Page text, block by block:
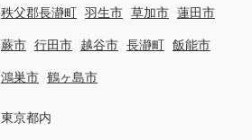
秩父郡長瀞町 羽生市 草加市 蓮田市
蕨市 行田市 越谷市 長瀞町 飯能市
鴻巣市 鶴ヶ島市
東京都内